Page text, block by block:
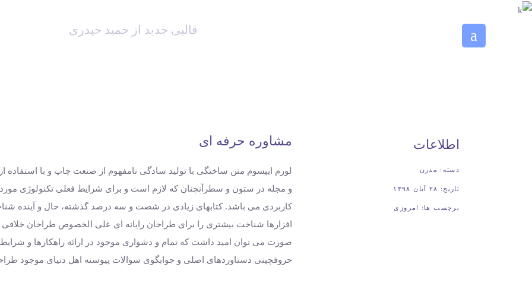
محصولات درباره ما
قالبی جدید از حمید حیدری
مشاوره حرفه ای
لورم ایپسوم متن ساختگی با تولید سادگی نامفهوم از صنعت چاپ و با استفاده
و مجله در ستون و سطرآنچنان که لازم است و برای شرایط فعلی تکنولوژی مورد
کاربردی می باشد. کتابهای زیادی در شصت و سه درصد گذشته، حال و آینده
افزارها شناخت بیشتری را برای طراحان رایانه ای علی الخصوص طراحان خلاقی
صورت می توان امید داشت که تمام و دشواری موجود در ارائه راهکارها و
حروفچینی دستاوردهای اصلی و جوابگوی سوالات پیوسته اهل دنیای موجود
اطلاعات
دسته: مدرن
تاریخ: ۲۸ آبان ۱۳۹۸
برچسب ها: امروزی